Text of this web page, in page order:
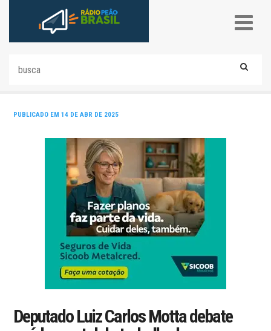
PUBLICADO EM 14 DE ABR DE 2025
Deputado Luiz Carlos Motta debate